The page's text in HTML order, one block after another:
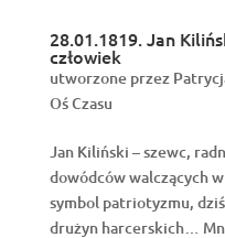
28.01.1819. Jan
człowiek
utworzone przez
Oś Czasu
Jan Kiliński – szewc,
dowódców walczących
symbol patriotyzmu,
drużyn harcerskich…